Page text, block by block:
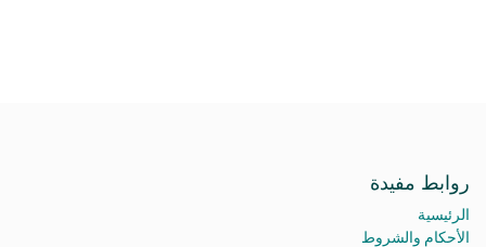
روابط مفيدة
الرئيسية
الأحكام والشروط